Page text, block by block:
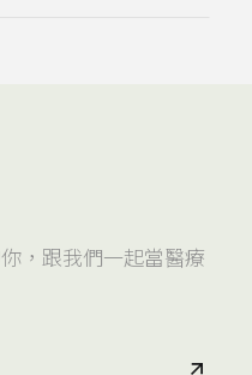
，跟我們一起當醫療